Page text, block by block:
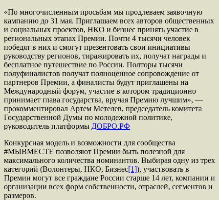
«По многочисленным просьбам мы продлеваем заявочную
кампанию до 31 мая. Приглашаем всех авторов общественных
и социальных проектов, НКО и бизнес принять участие в
региональных этапах Премии. Почти 4 тысячи человек
победят в них и смогут презентовать свои инициативы
руководству регионов, тиражировать их, получат награды и
бесплатное путешествие по России. Полторы тысячи
полуфиналистов получат полноценное сопровождение от
партнеров Премии, а финалисты будут приглашены на
Международный форум, участие в котором традиционно
принимает глава государства, вручая Премию лучшим», —
прокомментировал Артем Метелев, председатель комитета
Государственной Думы по молодежной политике,
руководитель платформы ДОБРО.РФ
Конкурсная модель и возможности для сообщества
#МЫВМЕСТЕ позволяют Премии быть полезной для
максимального количества номинантов. Выбирая одну из трех
категорий (Волонтеры, НКО, Бизнес[1]), участвовать в
Премии могут все граждане России старше 14 лет, компании и
организации всех форм собственности, отраслей, сегментов и
размеров.